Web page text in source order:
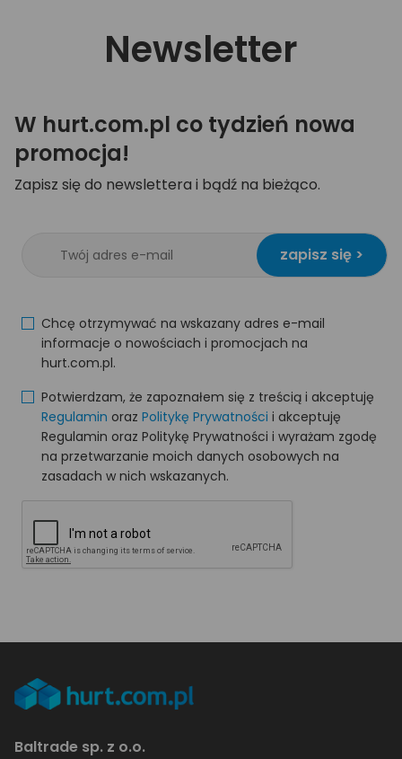
Newsletter
W hurt.com.pl co tydzień nowa
promocja!
Zapisz się do newslettera i bądź na bieżąco.
zapisz się >
Chcę otrzymywać na wskazany adres e-mail
informacje o nowościach i promocjach na
hurt.com.pl.
Potwierdzam, że zapoznałem się z treścią i akceptuję
Regulamin oraz Politykę Prywatności i akceptuję
Regulamin oraz Politykę Prywatności i wyrażam zgodę
na przetwarzanie moich danych osobowych na
zasadach w nich wskazanych.
Baltrade sp. z o.o.